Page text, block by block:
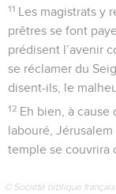
11 Les magistrats y
prêtres se font
prédisent l’avenir
se réclamer du
disent-ils, le
12 Eh bien, à cause
labouré,
temple se couvrira
© Société biblique